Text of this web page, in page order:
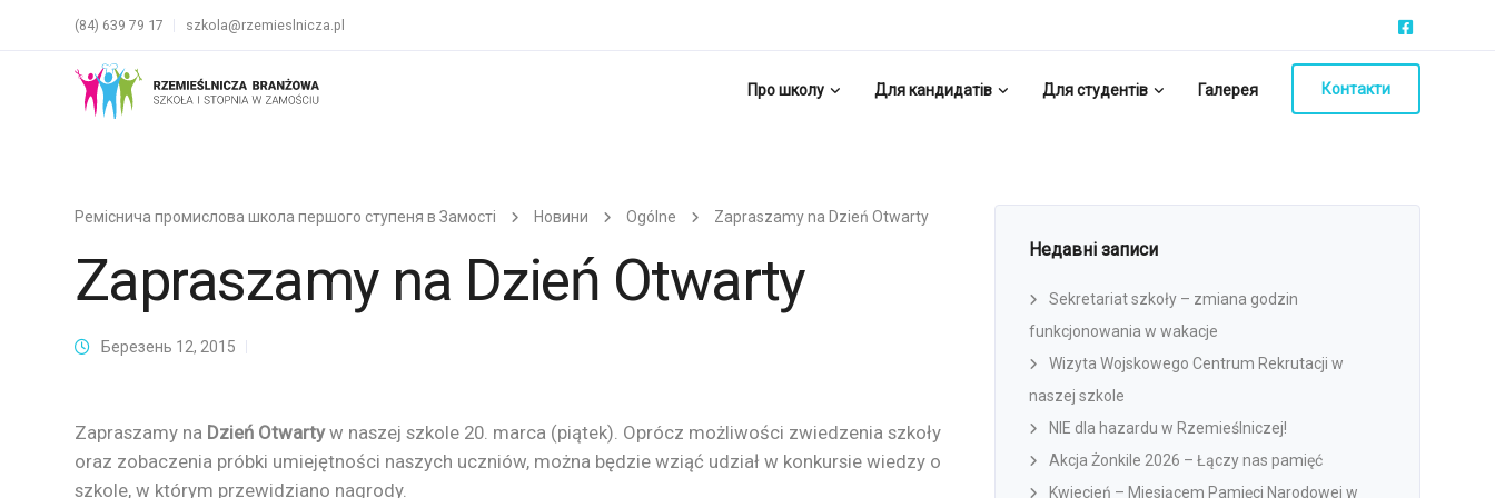
(84) 639 79 17 szkola@rzemieslnicza.pl
Про школу Для кандидатів Для студентів Галерея Контакти
Реміснича промислова школа першого ступеня в Замості Новини Ogólne Zapraszamy na Dzień Otwarty
Zapraszamy na Dzień Otwarty
Березень 12, 2015
Zapraszamy na Dzień Otwartyw naszej szkole 20. marca (piątek). Oprócz możliwości zwiedzenia szkoły
oraz zobaczenia próbki umiejętności naszych uczniów, można będzie wziąć udział w konkursie wiedzy o
szkole, w którym przewidziano nagrody.
Недавні записи
Sekretariat szkoły – zmiana godzin
funkcjonowania w wakacje
Wizyta Wojskowego Centrum Rekrutacji w
naszej szkole
NIE dla hazardu w Rzemieślniczej!
Akcja Żonkile 2026 – Łączy nas pamięć
Kwiecień – Miesiącem Pamięci Narodowej w